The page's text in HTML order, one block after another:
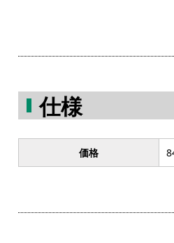
仕様
価格